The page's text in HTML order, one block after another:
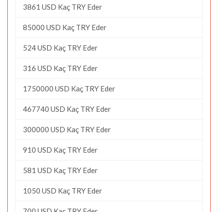
3861 USD Kaç TRY Eder
85000 USD Kaç TRY Eder
524 USD Kaç TRY Eder
316 USD Kaç TRY Eder
1750000 USD Kaç TRY Eder
467740 USD Kaç TRY Eder
300000 USD Kaç TRY Eder
910 USD Kaç TRY Eder
581 USD Kaç TRY Eder
1050 USD Kaç TRY Eder